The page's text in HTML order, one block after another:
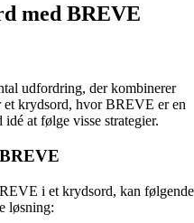
med BREVE
udfordring, der kombinerer
krydsord, hvor BREVE er en
at følge visse strategier.
i et krydsord, kan følgende
løsning: